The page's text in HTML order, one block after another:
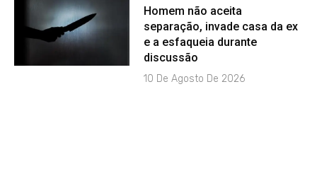
Homem não aceita
separação, invade casa da ex
e a esfaqueia durante
discussão
10 De Agosto De 2026